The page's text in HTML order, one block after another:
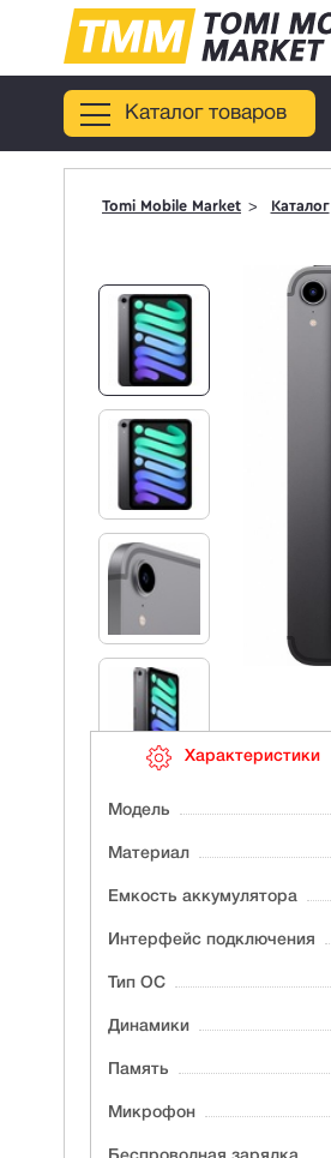
Каталог товаров
Tomi Mobile Market Каталог
Характеристики
Модель
Материал
Ёмкость аккумулятора
Интерфейс подключения
Тип ОС
Динамики
Память
Микрофон